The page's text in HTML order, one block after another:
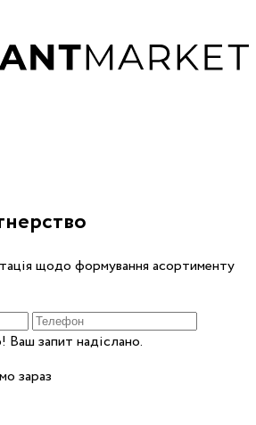
щодо формування асортименту
запит надіслано.
зараз